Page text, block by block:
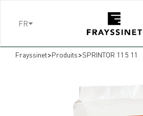
FR
Frayssinet>Produits>SPRINTOR 11 5 11